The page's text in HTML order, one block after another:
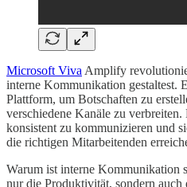
Microsoft Viva Amplify
interne Kommunikation gestaltest.
Plattform, um Botschaften zu
verschiedene Kanäle zu
konsistent zu kommunizieren und
die richtigen Mitarbeitenden
Warum ist interne Kommunikation
nur die Produktivität, sondern